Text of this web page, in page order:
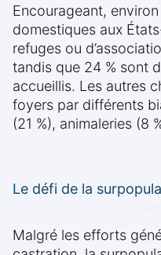
Encourageant,
domestiques aux
refuges ou
tandis que 24 % sont
accueillis. Les autres
foyers par différents
(21 %), animaleries (8
Le défi de la
Malgré les efforts